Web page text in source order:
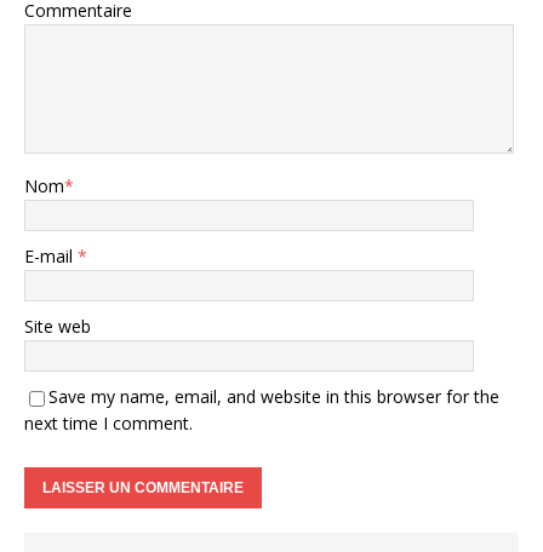
Commentaire
Nom*
E-mail *
Site web
Save my name, email, and website in this browser for the
next time I comment.